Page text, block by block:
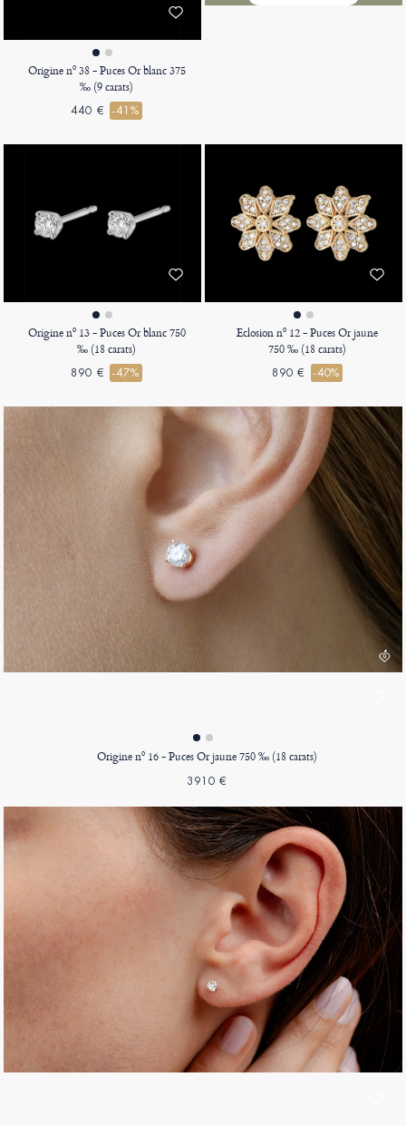
Origine nº 38 - Puces Or blanc 375
‰ (9 carats)
440 € -41%
Origine nº 13 - Puces Or blanc 750
‰ (18 carats)
890 € -47%
Eclosion nº 12 - Puces Or jaune
750 ‰ (18 carats)
890 € -40%
Origine nº 16 - Puces Or jaune 750 ‰ (18 carats)
3910 €